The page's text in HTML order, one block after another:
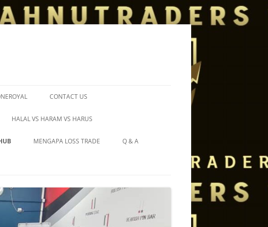
CONTACT US
HALAL VS HARAM VS HARUS
MENGAPA LOSS TRADE Q & A